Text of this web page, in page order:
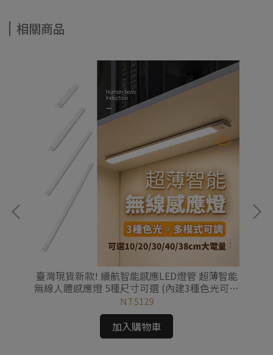
相關商品
臺灣現貨新款! 續航智能感應LED燈管 超薄智能
無線人體感應燈 5種尺寸可選 (內建3種色光可隨
意調節)
NT$129
加入購物車